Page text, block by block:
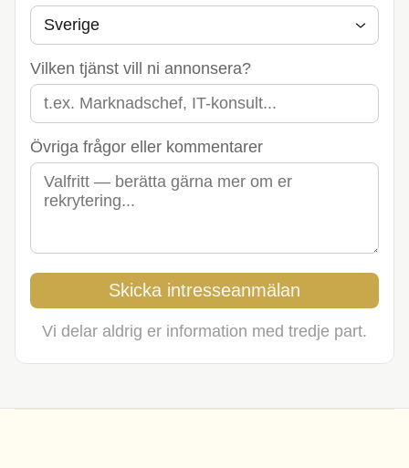
Vilken tjänst vill ni annonsera?
Övriga frågor eller kommentarer
Skicka intresseanmälan
Vi delar aldrig er information med tredje part.